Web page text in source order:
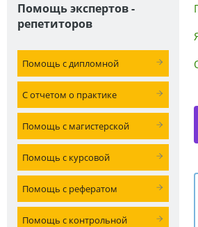
Помощь экспертов -
репетиторов
Помощь с дипломной
С отчетом о практике
Помощь с магистерской
Помощь с курсовой
Помощь с рефератом
Помощь с контрольной